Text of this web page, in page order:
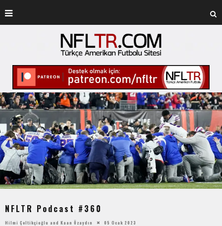
NFLTR Podcast #360
Hilmi Çeltikçioğlu and Kaan Özaydın 05 Ocak 2023